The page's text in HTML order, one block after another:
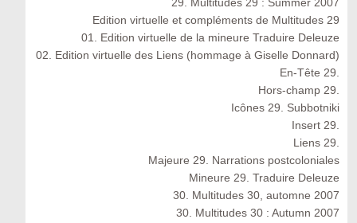
Edition virtuelle et compléments de Multitudes 29
01. Edition virtuelle de la mineure Traduire Deleuze
02. Edition virtuelle des Liens (hommage à Giselle Donnard)
En-Tête 29.
Hors-champ 29.
Icônes 29. Subbotniki
Insert 29.
Liens 29.
Majeure 29. Narrations postcoloniales
Mineure 29. Traduire Deleuze
30. Multitudes 30, automne 2007
30. Multitudes 30 : Autumn 2007